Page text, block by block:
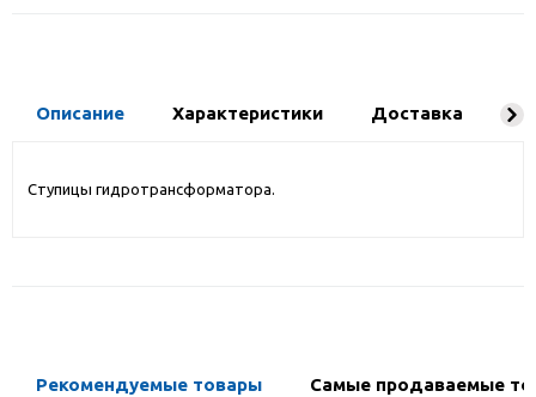
Описание Характеристики Доставка
Ступицы гидротрансформатора.
Рекомендуемые товары Самые продаваемые